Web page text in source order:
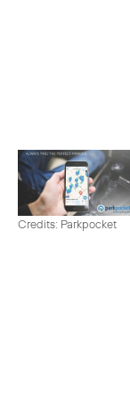
Credits: Parkpocket